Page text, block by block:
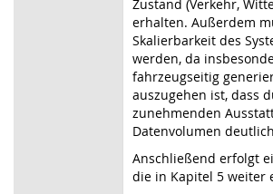
Zustand (Verkehr,
erhalten. Außerdem
Skalierbarkeit des
werden, da
fahrzeugseitig
auszugehen ist, dass
zunehmenden
Datenvolumen
Anschließend erfolgt
die in Kapitel 5 weiter